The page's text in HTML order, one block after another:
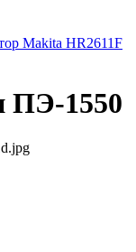
Makita HR2611F
ПЭ-1550